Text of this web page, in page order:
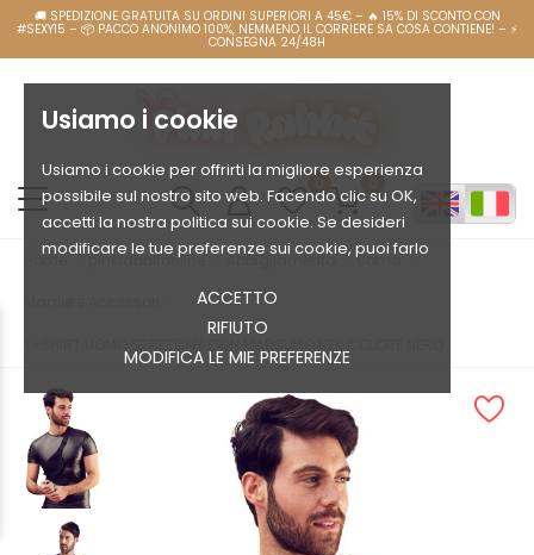
Usiamo i cookie
Usiamo i cookie per offrirti la migliore esperienza
possibile sul nostro sito web. Facendo clic su OK,
accetti la nostra politica sui cookie. Se desideri
modificare le tue preferenze sui cookie, puoi farlo
ACCETTO
RIFIUTO
MODIFICA LE MIE PREFERENZE
Home pinkrabbitonline Abbigliamento Uomo